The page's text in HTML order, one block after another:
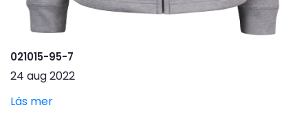
021015-95-7
24 aug 2022
Läs mer